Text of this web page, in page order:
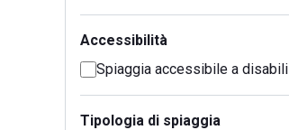
Accessibilità
Spiaggia accessibile a disabili
Tipologia di spiaggia